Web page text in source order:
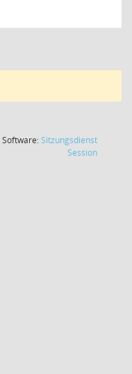
Software:Sitzungsdienst
Session(Wird in